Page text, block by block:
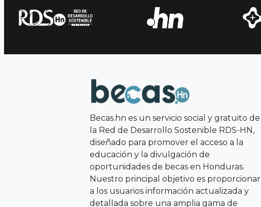
Becas.hn es un servicio social y gratuito de
la Red de Desarrollo Sostenible RDS-HN,
diseñado para promover el acceso a la
educación y la divulgación de
oportunidades de becas en Honduras.
Nuestro principal objetivo es proporcionar
a los usuarios información actualizada y
detallada sobre una amplia gama de